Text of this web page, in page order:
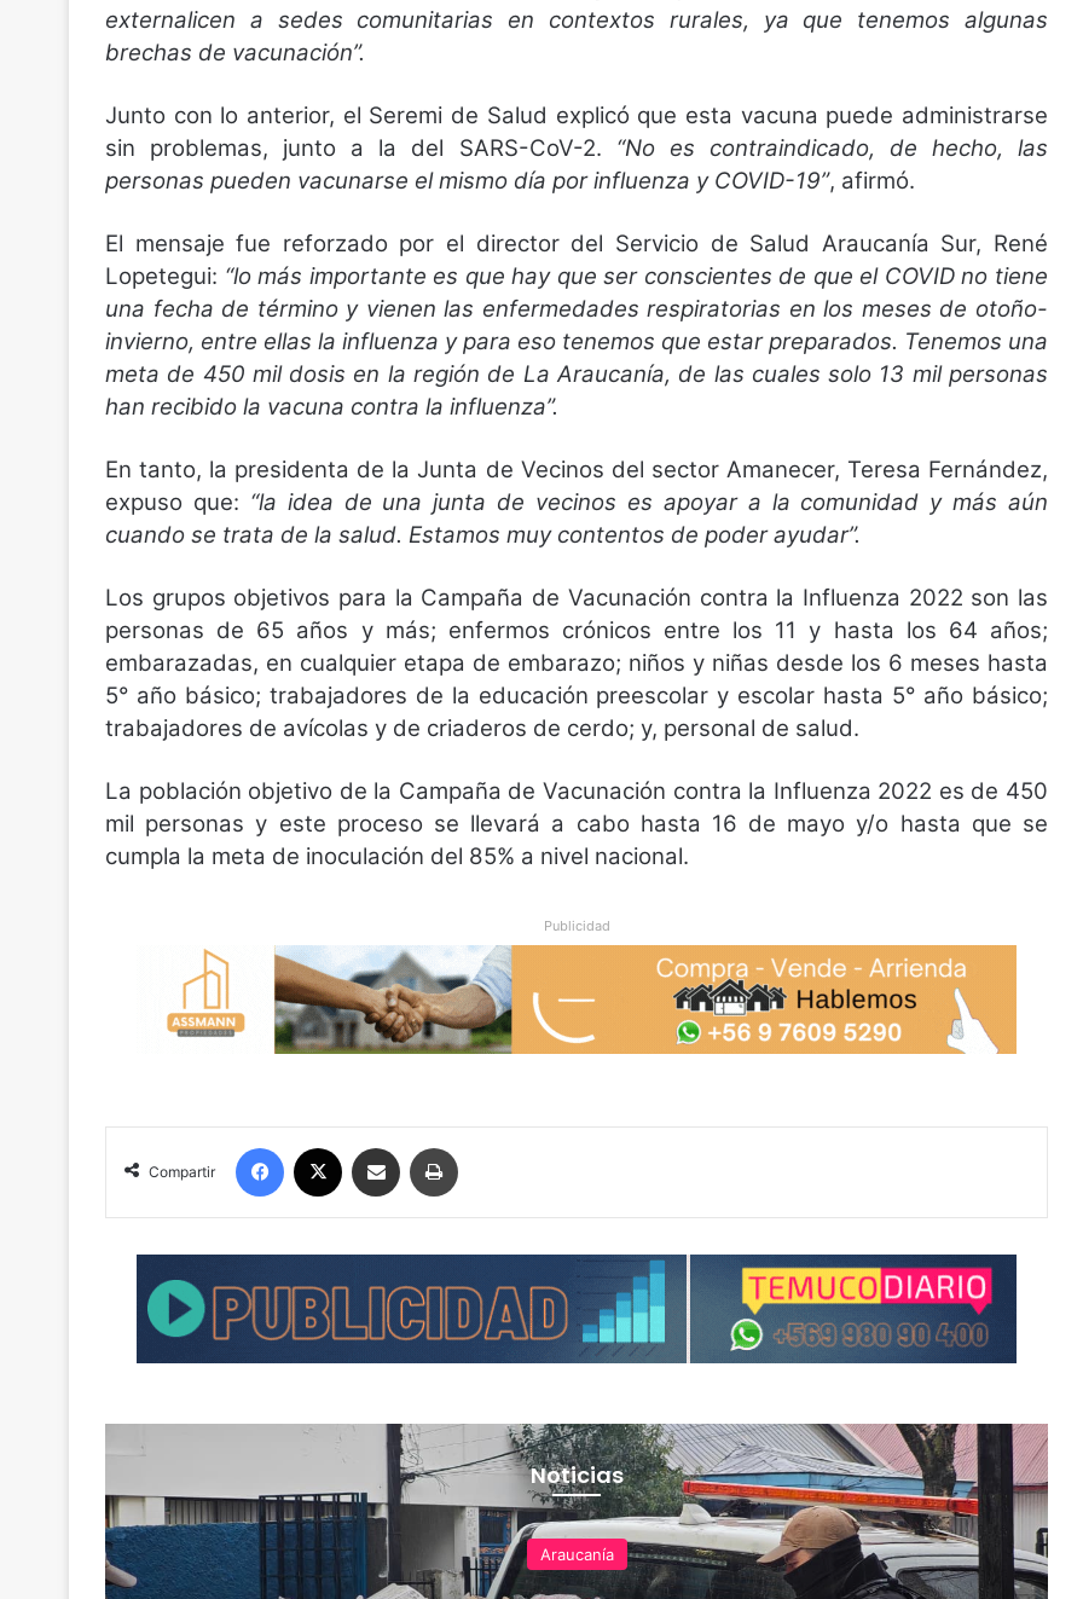
externalicen a sedes comunitarias en contextos rurales, ya que tenemos algunas
brechas de vacunación”.
Junto con lo anterior, el Seremi de Salud explicó que esta vacuna puede administrarse
sin problemas, junto a la del SARS-CoV-2. “No es contraindicado, de hecho, las
personas pueden vacunarse el mismo día por influenza y COVID-19”, afirmó.
El mensaje fue reforzado por el director del Servicio de Salud Araucanía Sur, René
Lopetegui: “lo más importante es que hay que ser conscientes de que el COVID no tiene
una fecha de término y vienen las enfermedades respiratorias en los meses de otoño-
invierno, entre ellas la influenza y para eso tenemos que estar preparados. Tenemos una
meta de 450 mil dosis en la región de La Araucanía, de las cuales solo 13 mil personas
han recibido la vacuna contra la influenza”.
En tanto, la presidenta de la Junta de Vecinos del sector Amanecer, Teresa Fernández,
expuso que: “la idea de una junta de vecinos es apoyar a la comunidad y más aún
cuando se trata de la salud. Estamos muy contentos de poder ayudar”.
Los grupos objetivos para la Campaña de Vacunación contra la Influenza 2022 son las
personas de 65 años y más; enfermos crónicos entre los 11 y hasta los 64 años;
embarazadas, en cualquier etapa de embarazo; niños y niñas desde los 6 meses hasta
5° año básico; trabajadores de la educación preescolar y escolar hasta 5° año básico;
trabajadores de avícolas y de criaderos de cerdo; y, personal de salud.
La población objetivo de la Campaña de Vacunación contra la Influenza 2022 es de 450
mil personas y este proceso se llevará a cabo hasta 16 de mayo y/o hasta que se
cumpla la meta de inoculación del 85% a nivel nacional.
Publicidad
Compartir
Noticias
Araucanía